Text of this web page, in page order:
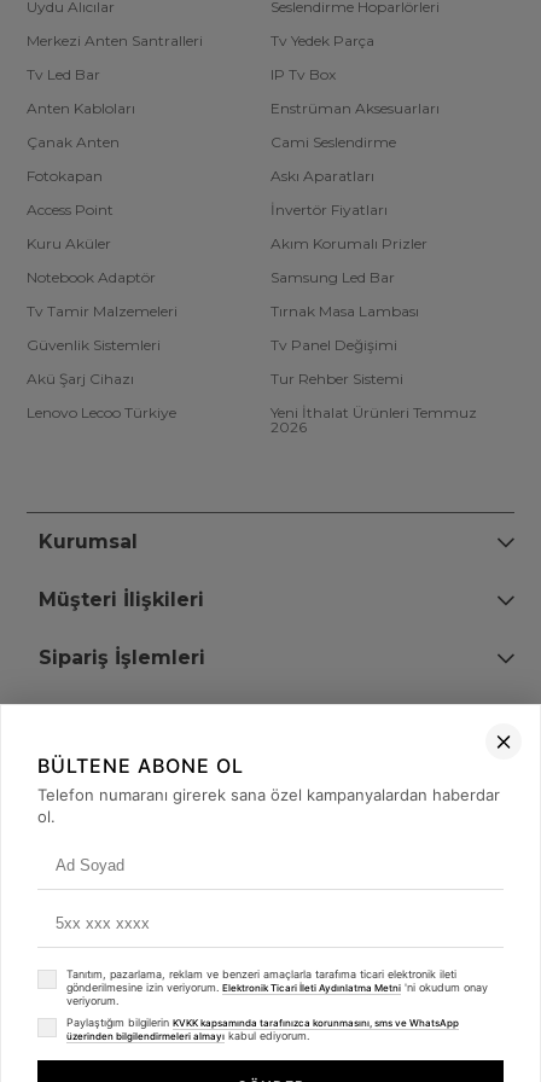
Uydu Alıcılar
Seslendirme Hoparlörleri
Merkezi Anten Santralleri
Tv Yedek Parça
Tv Led Bar
IP Tv Box
Anten Kabloları
Enstrüman Aksesuarları
Çanak Anten
Cami Seslendirme
Fotokapan
Askı Aparatları
Access Point
İnvertör Fiyatları
Kuru Aküler
Akım Korumalı Prizler
Notebook Adaptör
Samsung Led Bar
Tv Tamir Malzemeleri
Tırnak Masa Lambası
Güvenlik Sistemleri
Tv Panel Değişimi
Akü Şarj Cihazı
Tur Rehber Sistemi
Lenovo Lecoo Türkiye
Yeni İthalat Ürünleri Temmuz
2026
Kurumsal
Müşteri İlişkileri
Sipariş İşlemleri
+90 (850) 473 08 08
© 2008 - 2026merterelektronik.com
- Tüm Hakları Saklıdır. Kredi kartı bilgileriniz 256bit SSL sertifikası ile
Whatsapp
BÜLTENE ABONE OL
Telefon numaranı girerek sana özel kampanyalardan haberdar
ol.
Tanıtım, pazarlama, reklam ve benzeri amaçlarla tarafıma ticari elektronik ileti
gönderilmesine izin veriyorum. Elektronik Ticari İleti Aydınlatma Metni 'ni okudum onay
veriyorum.
Paylaştığım bilgilerin KVKK kapsamında tarafınızca korunmasını, sms ve WhatsApp
üzerinden bilgilendirmeleri almayı kabul ediyorum.